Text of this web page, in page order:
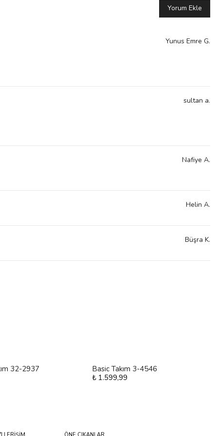
Yorum Ekle
Yunus Emre G.
sultan a.
Nafiye A.
Helin A.
Büşra K.
32-2937
Basic Takım 3-4546
₺ 1.599,99